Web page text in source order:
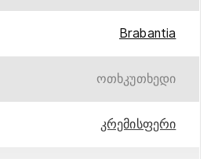
Brabantia
ოთხკუთხედი
კრემისფერი